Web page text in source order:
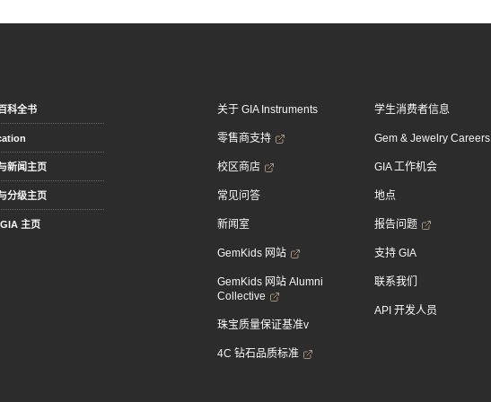
科全书
新闻主页
分级主页
主页
关于 GIA Instruments
零售商支持
校区商店
常见问答
新闻室
GemKids 网站
GemKids 网站 Alumni
Collective
珠宝质量保证基准v
4C 钻石品质标准
学生消费者信息
Gem & Jewelry Careers
GIA 工作机会
地点
报告问题
支持 GIA
联系我们
API 开发人员